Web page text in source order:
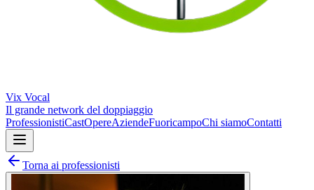
Vix Vocal
Il grande network del doppiaggio
ProfessionistiCastOpereAziendeFuoricampoChi siamoContatti
Torna ai professionisti